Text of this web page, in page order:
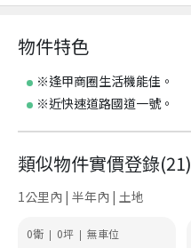
物件特色
※逢甲商圈生活機能佳。
※近快速道路國道一號。
類似物件實價登錄(21)
1公里內 | 半年內 | 土地
0衛 | 0坪 | 無車位